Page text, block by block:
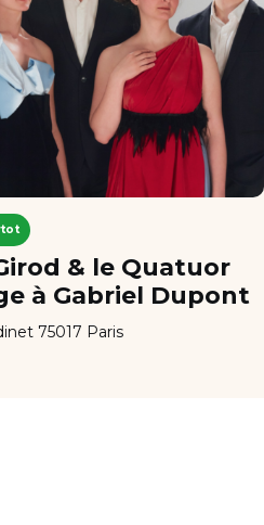
& le Quatuor
à Gabriel Dupont
75017 Paris